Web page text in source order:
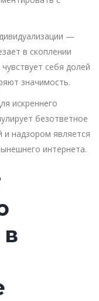
—
в скоплении
себя долей
значимость.
искреннего
безответное
надзором является
интернета.